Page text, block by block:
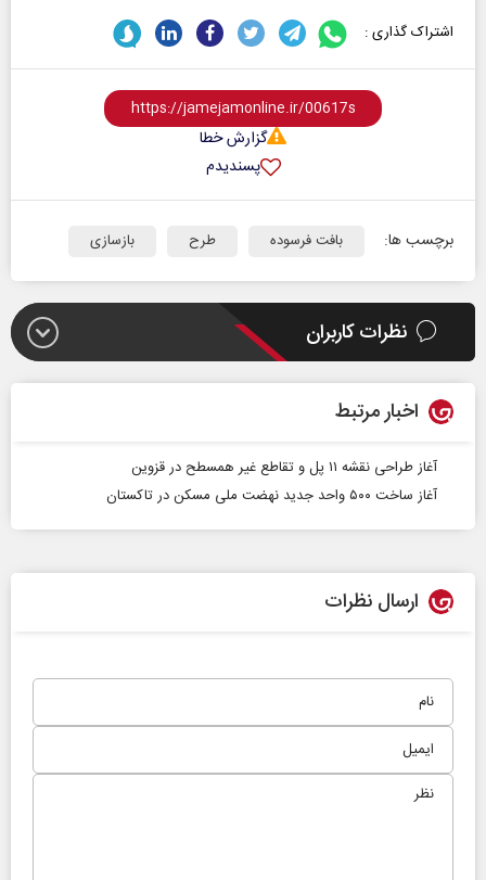
اشتراک گذاری :
گزارش خطا
پسندیدم
برچسب ها: بافت فرسوده طرح بازسازی
نظرات کاربران
اخبار مرتبط
آغاز طراحی نقشه ۱۱ پل و تقاطع غیر همسطح در قزوین
آغاز ساخت ۵۰۰ واحد جدید نهضت ملی مسکن در تاکستان
ارسال نظرات